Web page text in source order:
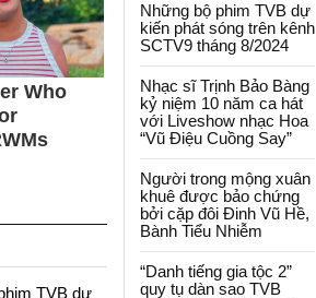
Những bộ phim TVB dự
kiến phát sóng trên kênh
SCTV9 tháng 8/2024
Nhạc sĩ Trịnh Bảo Bàng
kỷ niệm 10 năm ca hát
với Liveshow nhạc Hoa
“Vũ Điệu Cuồng Say”
Người trong mộng xuân
khuê được bảo chứng
bởi cặp đôi Đinh Vũ Hề,
Bành Tiểu Nhiễm
“Danh tiếng gia tộc 2”
quy tụ dàn sao TVB